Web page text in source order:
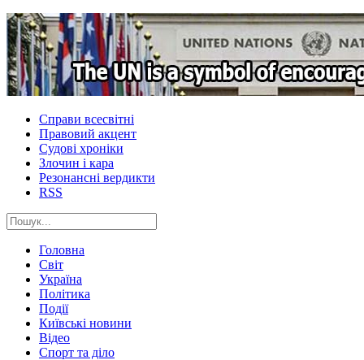
Справи всесвітні
Правовий акцент
Судові хроніки
Злочин і кара
Резонансні вердикти
RSS
Головна
Світ
Україна
Політика
Події
Київські новини
Відео
Спорт та діло